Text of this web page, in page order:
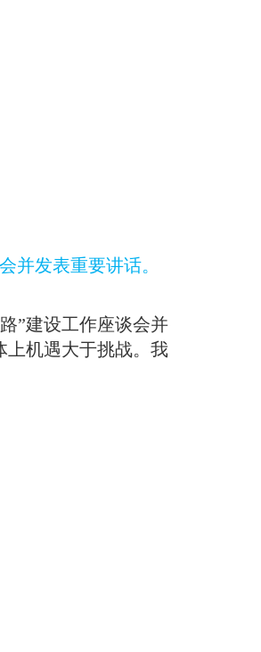
并发表重要讲话。
”建设工作座谈会并
上机遇大于挑战。 我